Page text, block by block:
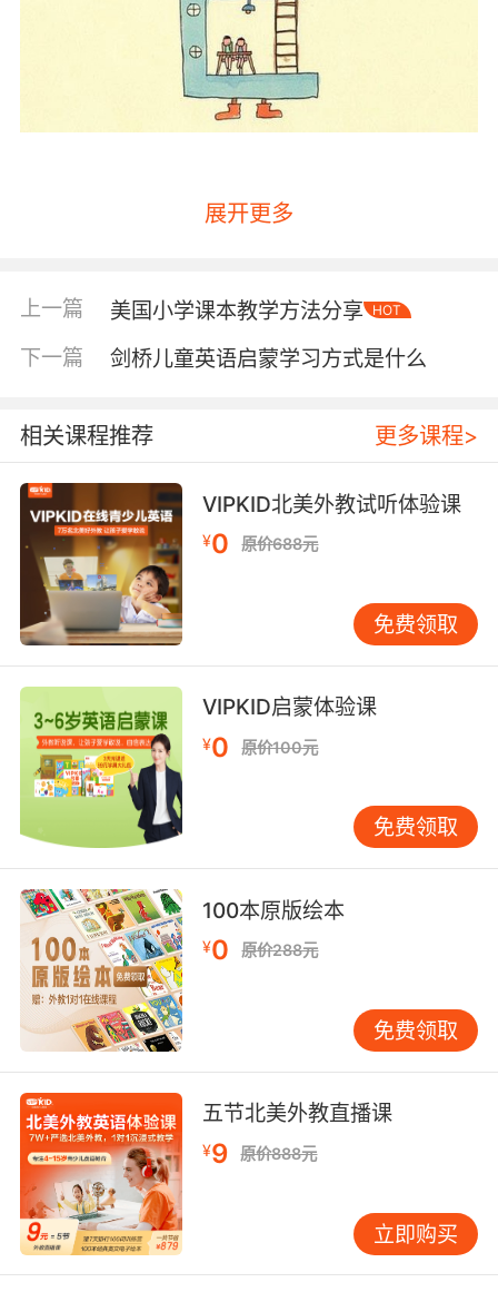
练口语之辅音的发音技巧第一点：什么是元音、
元音在发声的时候声带是不需要震动的，并且从
口腔中呼出的气流是不受阻碍的这样的发音被叫
做元音。
而辅音在发声的时候不论声带震动与否，其发音
的时候呼出的气流在通过口腔和鼻腔的时候都会
受到一定的阻碍这样的发音就叫做辅音。而辅音
又分为两种——清辅音和浊辅音，清辅音在发声
的时候声带是不震动的（有一种有气无力的感
觉），而浊辅音在发声的时候声带是震动的（有
一种有声无气的感觉）。
练口语之辅音的发音技巧第二点：辅音发音的方
法
发音的方法指的就是发声的时候口腔、喉头以及
鼻腔气流的控制情况等等，一般分为以下这几种
情况，气流阻碍的方式有塞音、鼻音、擦音、边
音以及塞擦音，气流的强弱有送气音和不送气的
音。我们其实可以根据自己鼻腔气流的控制方法
来掌握辅音的发音方法，并且这样的方法是比较
有效且实用的。
该怎么读？
现在我们再来看看若是把两个辅音放在一起的
话，比如“sit down”中就是“t+d”，那么这样的连
读技巧怎么处理呢？其实这样的发音我们称之为
辅音的低效，也就是说当一些单词的词尾是辅音
的话，并且它后面单词的词首也是辅音音素，那
展开更多
上一篇 美国小学课本教学方法分享 HOT
下一篇 剑桥儿童英语启蒙学习方式是什么
相关课程推荐 更多课程>
VIPKID北美外教试听体验课
¥0 原价688元
免费领取
VIPKID启蒙体验课
¥0 原价100元
免费领取
100本原版绘本
¥0 原价288元
免费领取
五节北美外教直播课
¥9 原价888元
立即购买